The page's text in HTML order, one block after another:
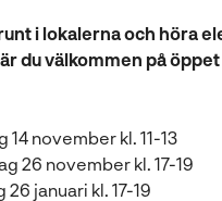
i lokalerna och höra
du välkommen på öppet
14 november kl. 11-13
26 november kl. 17-19
26 januari kl. 17-19